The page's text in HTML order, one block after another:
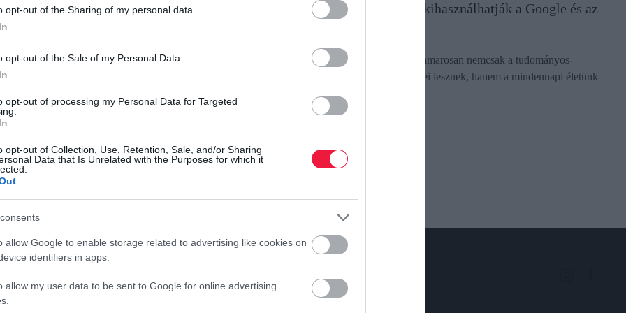
opt-out of the Sharing of my personal data.
opt-out of the Sale of my Personal Data.
opt-out of processing my Personal Data for Targeted
opt-out of Collection, Use, Retention, Sale, and/or Sharing
Data that Is Unrelated with the Purposes for which it
allow Google to enable storage related to advertising like cookies on
identifiers in apps.
allow my user data to be sent to Google for online advertising
1,1 millió dollárra büntették az Ubert egy
A szolgáltatónak azért kell fizetnie, mert sofőrei több alkalommal
Jól látjuk? A kicsik kihasználhatják a Google és az
Az okoskontaktlencsék hamarosan nemcsak a tudományos-
fantasztikus filmek kellékei lesznek, hanem a mindennapi életünk